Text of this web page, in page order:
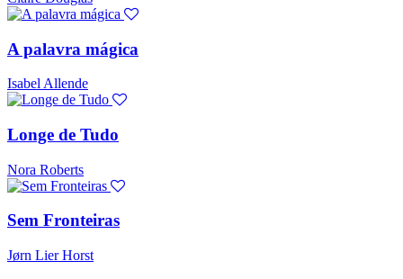
A palavra mágica
Isabel Allende
Longe de Tudo
Nora Roberts
Sem Fronteiras
Jørn Lier Horst